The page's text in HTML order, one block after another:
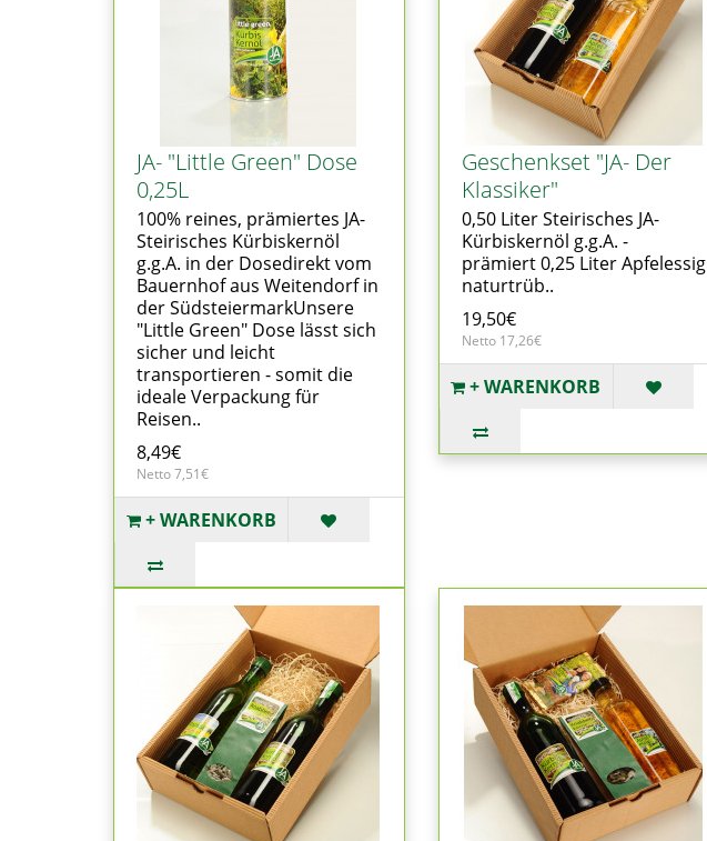
JA- "Little Green" Dose
0,25L
100% reines, prämiertes JA-
Steirisches Kürbiskernöl
g.g.A. in der Dosedirekt vom
Bauernhof aus Weitendorf in
der SüdsteiermarkUnsere
"Little Green" Dose lässt sich
sicher und leicht
transportieren - somit die
ideale Verpackung für
Reisen..
8,49€
Netto 7,51€
+ WARENKORB
Geschenkset "JA- Der
Klassiker"
0,50 Liter Steirisches JA-
Kürbiskernöl g.g.A. -
prämiert 0,25 Liter Apfelessig
naturtrüb..
19,50€
Netto 17,26€
+ WARENKORB